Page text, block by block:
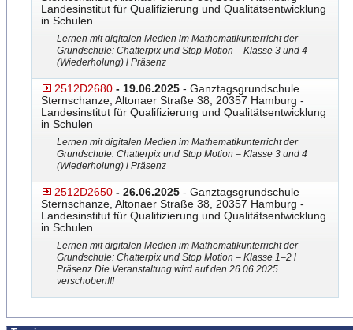
Landesinstitut für Qualifizierung und Qualitätsentwicklung
in Schulen
Lernen mit digitalen Medien im Mathematikunterricht der
Grundschule: Chatterpix und Stop Motion – Klasse 3 und 4
(Wiederholung) l Präsenz
2512D2680 - 19.06.2025 - Ganztagsgrundschule
Sternschanze, Altonaer Straße 38, 20357 Hamburg -
Landesinstitut für Qualifizierung und Qualitätsentwicklung
in Schulen
Lernen mit digitalen Medien im Mathematikunterricht der
Grundschule: Chatterpix und Stop Motion – Klasse 3 und 4
(Wiederholung) l Präsenz
2512D2650 - 26.06.2025 - Ganztagsgrundschule
Sternschanze, Altonaer Straße 38, 20357 Hamburg -
Landesinstitut für Qualifizierung und Qualitätsentwicklung
in Schulen
Lernen mit digitalen Medien im Mathematikunterricht der
Grundschule: Chatterpix und Stop Motion – Klasse 1–2 l
Präsenz Die Veranstaltung wird auf den 26.06.2025
verschoben!!!